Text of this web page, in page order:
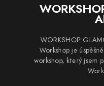
WORKSHOP
Workshop je
workshop, který jsem